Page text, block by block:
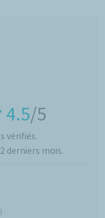
4.5/5
vérifiés.
derniers mois.